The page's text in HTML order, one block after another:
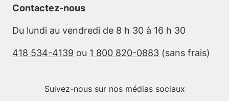
Contactez-nous
Du lundi au vendredi de 8 h 30 à 16 h 30
418 534-4139 ou 1 800 820-0883 (sans frais)
Suivez-nous sur nos médias sociaux